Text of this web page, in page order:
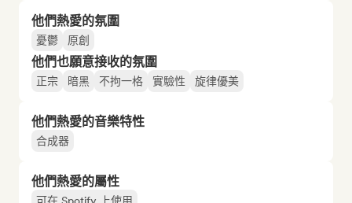
他們熱愛的氛圍
憂鬱 原創
他們也願意接收的氛圍
正宗 暗黑 不拘一格 實驗性 旋律優美
他們熱愛的音樂特性
合成器
他們熱愛的屬性